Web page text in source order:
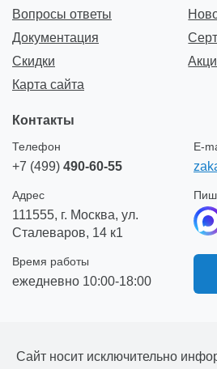
Вопросы ответы
Документация
Скидки
Карта сайта
Контакты
Телефон
+7 (499) 490-60-55
E-
Адрес
111555, г. Москва, ул.
Сталеваров, 14 к1
Время работы
ежедневно 10:00-18:00
Сайт носит исключительно